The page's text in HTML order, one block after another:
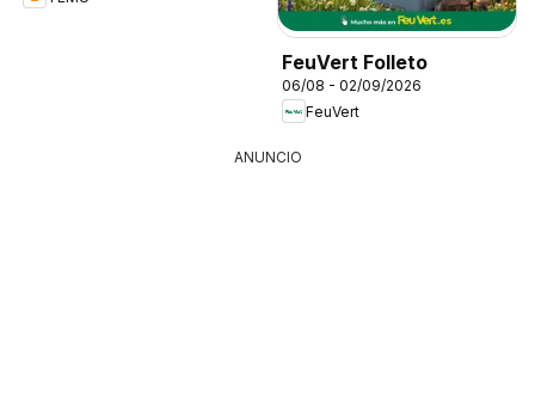
FeuVert Folleto
06/08 - 02/09/2026
FeuVert
ANUNCIO